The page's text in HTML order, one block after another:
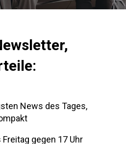
News des Tages,
gegen 17 Uhr